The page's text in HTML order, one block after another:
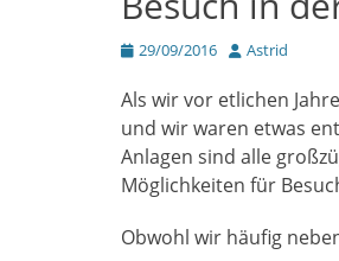
Posted
29/09/2016 AutorAstrid
Als wir vor etlichen
und wir waren etwas
Anlagen sind alle
Möglichkeiten für
Obwohl wir häufig